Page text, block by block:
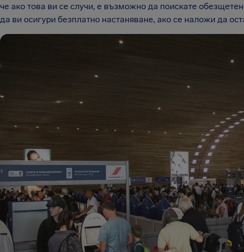
че ако това ви се случи, е възможно да поискате
да ви осигури безплатно настаняване, ако се наложи да